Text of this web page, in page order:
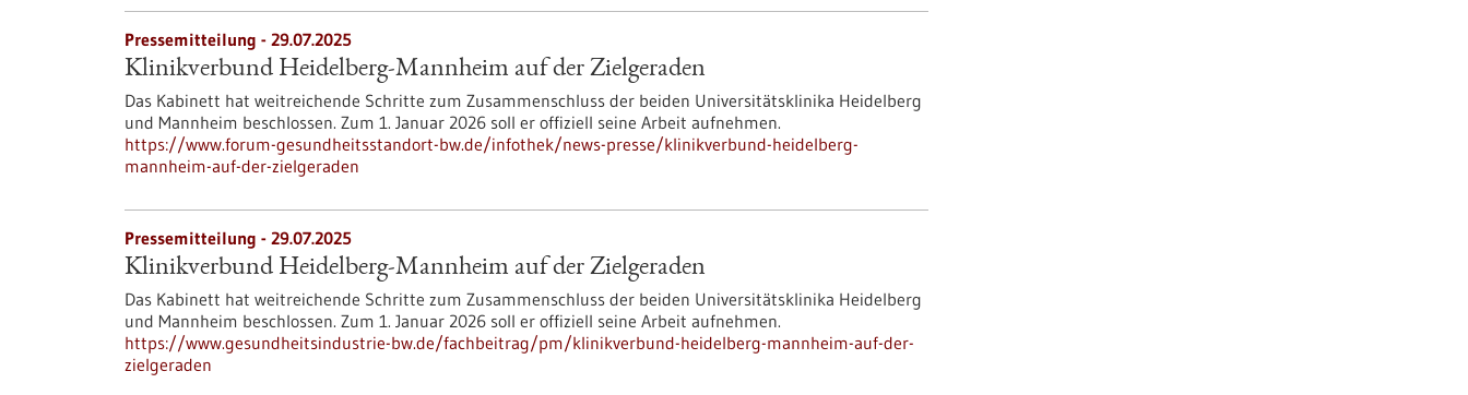
Pressemitteilung - 29.07.2025
Klinikverbund Heidelberg-Mannheim auf der Zielgeraden
Das Kabinett hat weitreichende Schritte zum Zusammenschluss der beiden Universitätsklinika Heidelberg
und Mannheim beschlossen. Zum 1. Januar 2026 soll er offiziell seine Arbeit aufnehmen.
https://www.forum-gesundheitsstandort-bw.de/infothek/news-presse/klinikverbund-heidelberg-
mannheim-auf-der-zielgeraden
Pressemitteilung - 29.07.2025
Klinikverbund Heidelberg-Mannheim auf der Zielgeraden
Das Kabinett hat weitreichende Schritte zum Zusammenschluss der beiden Universitätsklinika Heidelberg
und Mannheim beschlossen. Zum 1. Januar 2026 soll er offiziell seine Arbeit aufnehmen.
https://www.gesundheitsindustrie-bw.de/fachbeitrag/pm/klinikverbund-heidelberg-mannheim-auf-der-
zielgeraden